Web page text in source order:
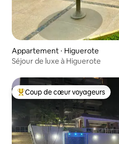
Appartement ⋅ Higuerote
Séjour de luxe à Higuerote
Coups de cœur voyageurs les
Coup de cœur voyageurs